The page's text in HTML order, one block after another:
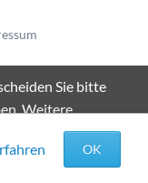
OK
Sie bitte
Weitere